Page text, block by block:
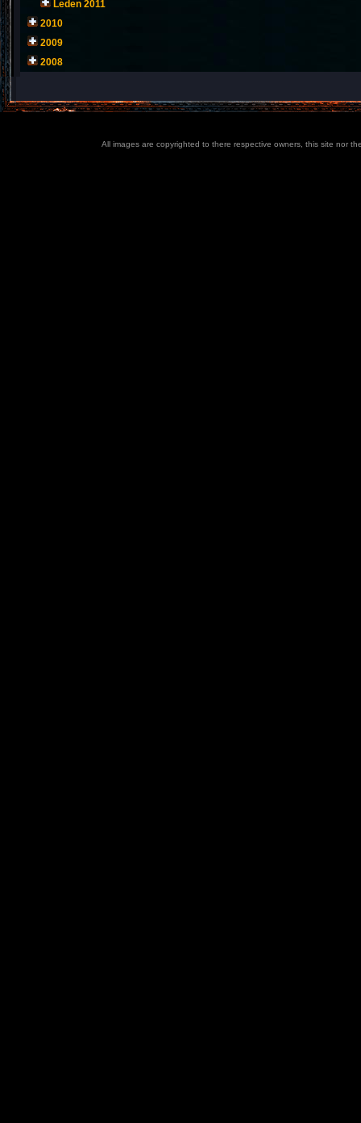
Leden 2011
2010
2009
2008
All images are copyrighted to there respective owners, this site nor